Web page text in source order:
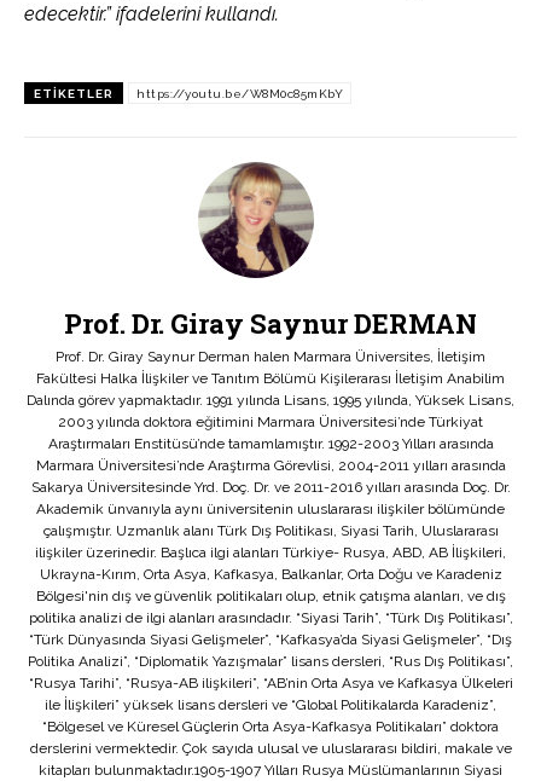
edecektir.” ifadelerini kullandı.
ETIKETLER https://youtu.be/W8M0c85mKbY
Prof. Dr. Giray Saynur DERMAN
Prof. Dr. Giray Saynur Derman halen Marmara Üniversites, İletişim
Fakültesi Halka İlişkiler ve Tanıtım Bölümü Kişilerarası İletişim Anabilim
Dalında görev yapmaktadır. 1991 yılında Lisans, 1995 yılında, Yüksek Lisans,
2003 yılında doktora eğitimini Marmara Üniversitesi’nde Türkiyat
Araştırmaları Enstitüsü’nde tamamlamıştır. 1992-2003 Yılları arasında
Marmara Üniversitesi’nde Araştırma Görevlisi, 2004-2011 yılları arasında
Sakarya Üniversitesinde Yrd. Doç. Dr. ve 2011-2016 yılları arasında Doç. Dr.
Akademik ünvanıyla aynı üniversitenin uluslararası ilişkiler bölümünde
çalışmıştır. Uzmanlık alanı Türk Dış Politikası, Siyasi Tarih, Uluslararası
ilişkiler üzerinedir. Başlıca ilgi alanları Türkiye- Rusya, ABD, AB İlişkileri,
Ukrayna-Kırım, Orta Asya, Kafkasya, Balkanlar, Orta Doğu ve Karadeniz
Bölgesi'nin dış ve güvenlik politikaları olup, etnik çatışma alanları, ve dış
politika analizi de ilgi alanları arasındadır. “Siyasi Tarih”, “Türk Dış Politikası”,
“Türk Dünyasında Siyasi Gelişmeler”, “Kafkasya’da Siyasi Gelişmeler”, “Dış
Politika Analizi”, “Diplomatik Yazışmalar” lisans dersleri, “Rus Dış Politikası”,
“Rusya Tarihi”, “Rusya-AB ilişkileri”, “AB’nin Orta Asya ve Kafkasya Ülkeleri
ile İlişkileri” yüksek lisans dersleri ve “Global Politikalarda Karadeniz”,
“Bölgesel ve Küresel Güçlerin Orta Asya-Kafkasya Politikaları” doktora
derslerini vermektedir. Çok sayıda ulusal ve uluslararası bildiri, makale ve
kitapları bulunmaktadır.1905-1907 Yılları Rusya Müslümanlarının Siyasi